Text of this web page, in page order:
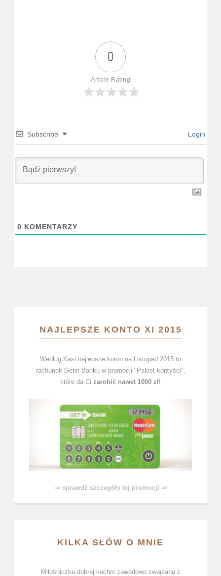
0
Article Rating
Subscribe Login
0 KOMENTARZY
NAJLEPSZE KONTO XI 2015
Według Kasi najlepsze konto na Listopad 2015 to
rachunek Getin Banku w promocji "Pakiet korzyści",
które da Ci zarobić nawet 1000 zł!
⇒ sprawdź szczegóły tej promocji ⇒
KILKA SŁÓW O MNIE
Miłośniczka dobrej kuchni zawodowo związana z